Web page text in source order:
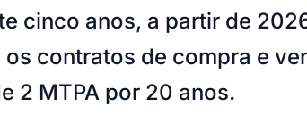
cinco anos, a partir de
contratos de compra e
2 MTPA por 20 anos.